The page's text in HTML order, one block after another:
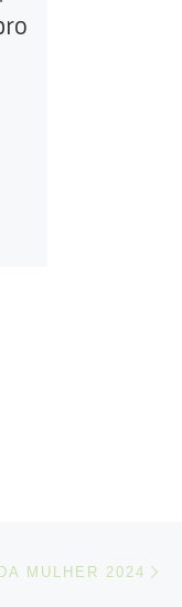
MULHER 2024